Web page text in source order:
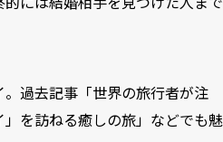
過去記事「世界の旅行者が注
を訪ねる癒しの旅」などでも魅